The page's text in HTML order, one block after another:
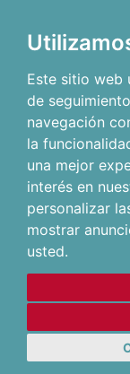
Este sitio web
de
navegación
la
una mejor
interés en
personalizar
mostrar
usted.